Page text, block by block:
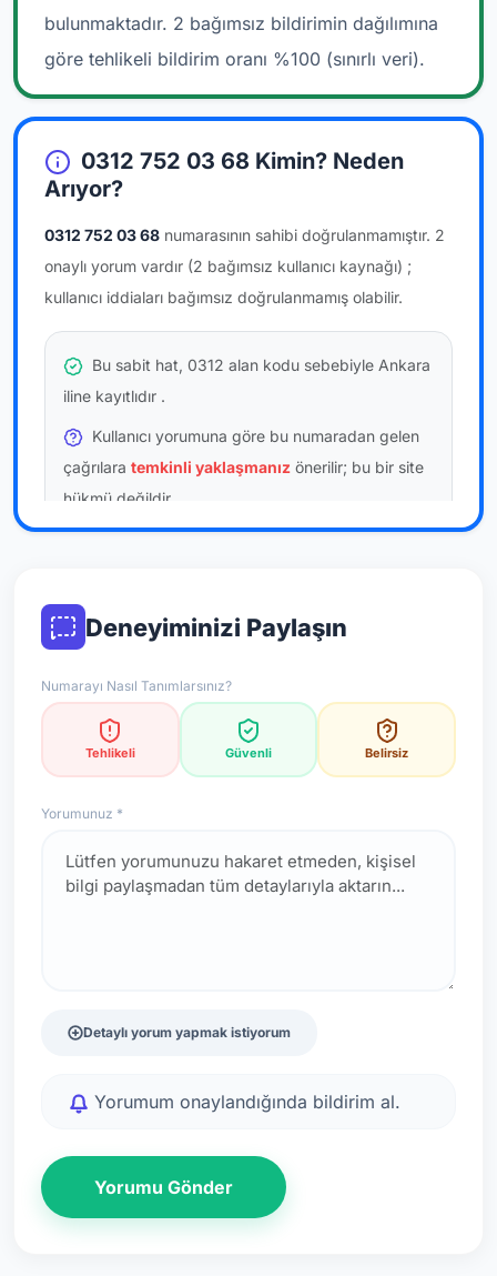
bulunmaktadır. 2 bağımsız bildirimin dağılımına
göre tehlikeli bildirim oranı %100 (sınırlı veri).
0312 752 03 68 Kimin? Neden
Arıyor?
0312 752 03 68 numarasının sahibi doğrulanmamıştır. 2
onaylı yorum vardır (2 bağımsız kullanıcı kaynağı) ;
kullanıcı iddiaları bağımsız doğrulanmamış olabilir.
Bu sabit hat, 0312 alan kodu sebebiyle Ankara
iline kayıtlıdır .
Kullanıcı yorumuna göre bu numaradan gelen
çağrılara temkinli yaklaşmanız önerilir; bu bir site
hükmü değildir.
Bu bilgiler onaylı kullanıcı bildirimlerine dayanır;
*Not: Değerlendirmeler onaylı kullanıcı yorumlarına göre
Deneyiminizi Paylaşın
Numarayı Nasıl Tanımlarsınız?
Tehlikeli Güvenli Belirsiz
Yorumunuz *
Detaylı yorum yapmak istiyorum
Yorumum onaylandığında bildirim al.
Yorumu Gönder